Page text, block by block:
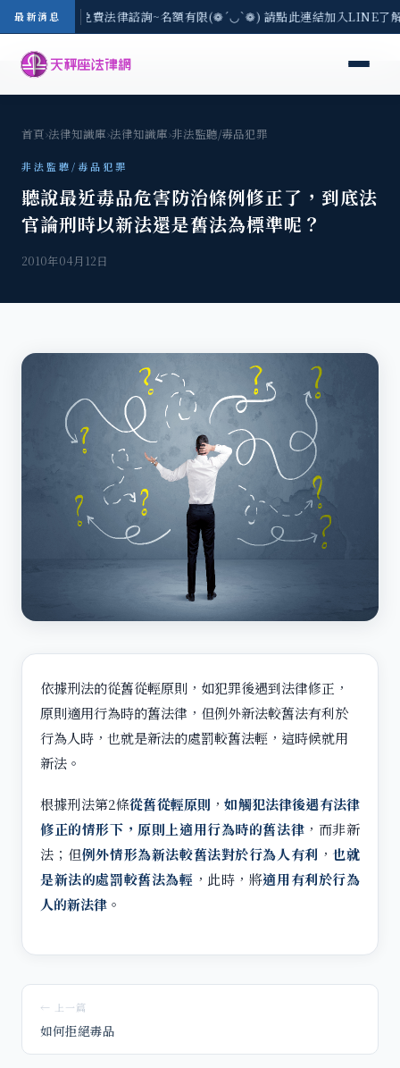
最新消息
-8/3(一) 現場免費法律諮詢~名額有限(❁´◡`❁) 請點此連結加入LINE
首頁›法律知識庫›法律知識庫›非法監聽/毒品犯罪
非法監聽/毒品犯罪
聽說最近毒品危害防治條例修正了，到底法
官論刑時以新法還是舊法為標準呢？
2010年04月12日
依據刑法的從舊從輕原則，如犯罪後遇到法律修正，
原則適用行為時的舊法律，但例外新法較舊法有利於
行為人時，也就是新法的處罰較舊法輕，這時候就用
新法。
根據刑法第2條從舊從輕原則 ，如觸犯法律後遇有法律
修正的情形下，原則上適用行為時的舊法律 ，而非新
法；但例外情形為新法較舊法對於行為人有利 ，也就
是新法的處罰較舊法為輕 ，此時，將適用有利於行為
人的新法律 。
← 上一篇
如何拒絕毒品